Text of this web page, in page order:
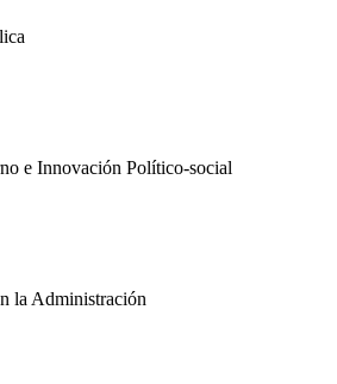
e Innovación Político-social
la Administración